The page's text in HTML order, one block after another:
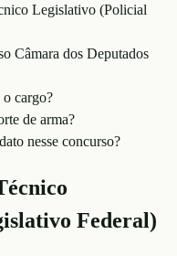
Legislativo (Policial
Câmara dos Deputados
cargo?
de arma?
nesse concurso?
Federal)